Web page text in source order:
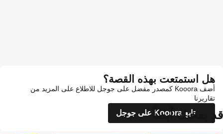
هل استمتعت بهذه القصة؟
أضف Kooora كمصدر مفضل على جوجل للاطلاع على المزيد من
تقاريرنا
تابع Kooora على جوجل
قد يعجبك أيضاً